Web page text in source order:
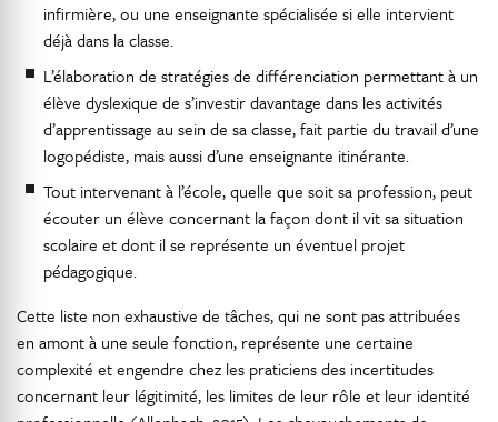
infirmière, ou une enseignante spécialisée si elle intervient
déjà dans la classe.
L’élaboration de stratégies de différenciation permettant à un
élève dyslexique de s’investir davantage dans les activités
d’apprentissage au sein de sa classe, fait partie du travail d’une
logopédiste, mais aussi d’une enseignante itinérante.
Tout intervenant à l’école, quelle que soit sa profession, peut
écouter un élève concernant la façon dont il vit sa situation
scolaire et dont il se représente un éventuel projet
pédagogique.
Cette liste non exhaustive de tâches, qui ne sont pas attribuées
en amont à une seule fonction, représente une certaine
complexité et engendre chez les praticiens des incertitudes
concernant leur légitimité, les limites de leur rôle et leur identité